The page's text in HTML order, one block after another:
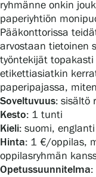
ryhmänne onkin
paperiyhtiön
Pääkonttorissa
arvostaan tietoinen
työntekijät
etikettiasiatkin
paperipajassa,
Soveltuvuus: sisältö
Kesto: 1 tunti
Kieli: suomi, englanti
Hinta: 1 €/oppilas,
oppilasryhmän
Opetussuunnitelma: